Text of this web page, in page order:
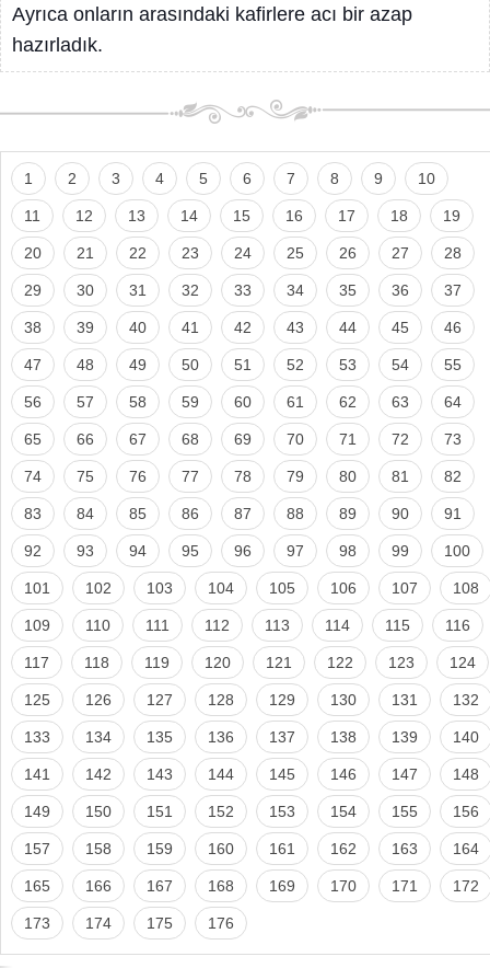
Ayrıca onların arasındaki kafirlere acı bir azap
hazırladık.
1 2 3 4 5 6 7 8 9 10
11 12 13 14 15 16 17 18 19
20 21 22 23 24 25 26 27 28
29 30 31 32 33 34 35 36 37
38 39 40 41 42 43 44 45 46
47 48 49 50 51 52 53 54 55
56 57 58 59 60 61 62 63 64
65 66 67 68 69 70 71 72 73
74 75 76 77 78 79 80 81 82
83 84 85 86 87 88 89 90 91
92 93 94 95 96 97 98 99 100
101 102 103 104 105 106 107 108
109 110 111 112 113 114 115 116
117 118 119 120 121 122 123 124
125 126 127 128 129 130 131 132
133 134 135 136 137 138 139 140
141 142 143 144 145 146 147 148
149 150 151 152 153 154 155 156
157 158 159 160 161 162 163 164
165 166 167 168 169 170 171 172
173 174 175 176